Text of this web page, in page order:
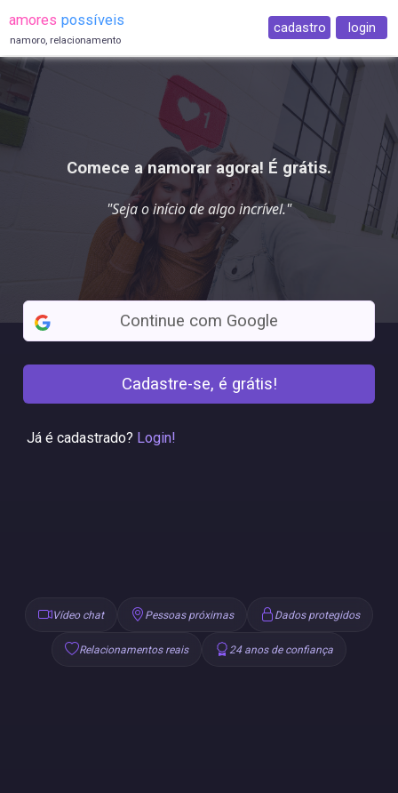
amores possíveis
namoro, relacionamento
cadastro login
Comece a namorar agora! É grátis.
"Seja o início de algoincrível."
Continue com Google
Cadastre-se, é grátis!
Já é cadastrado? Login!
Vídeo chat Pessoas próximas Dados protegidos
Relacionamentos reais 24 anos de confiança